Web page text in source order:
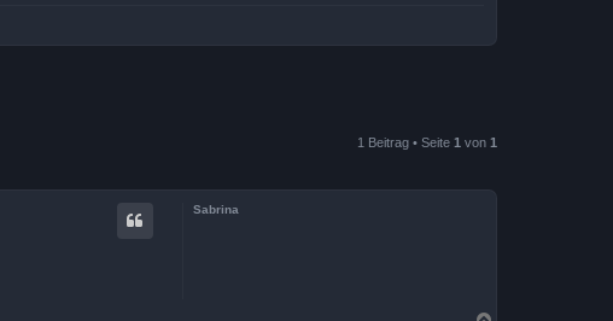
1 Beitrag • Seite 1 von 1
Sabrina